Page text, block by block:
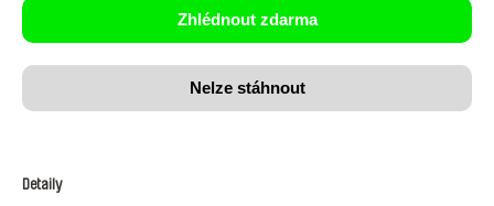
Zhlédnout zdarma
Nelze stáhnout
Detaily